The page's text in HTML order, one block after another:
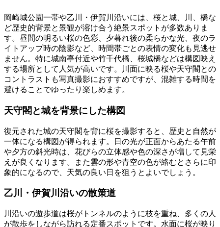
岡崎城公園一帯や乙川・伊賀川沿いには、桜と城、川、橋な
ど歴史的背景と景観が溶け合う絶景スポットが多数ありま
す。昼間の明るい桜の色彩、夕暮れ後の柔らかな光、夜のラ
イトアップ時の陰影など、時間帯ごとの表情の変化も見逃せ
ません。特に城南亭付近や竹千代橋、桜城橋などは構図映え
する場所として人気が高いです。川面に映る桜や天守閣との
コントラストも写真撮影におすすめですが、混雑する時間を
避けることでゆったり楽しめます。
天守閣と城を背景にした構図
復元された城の天守閣を背に桜を撮影すると、歴史と自然が
一体になる構図が得られます。日の光が正面からあたる午前
や夕方の斜光時は、花びらの立体感や色の深さが増して見栄
えが良くなります。また雲の形や青空の色が絡むとさらに印
象的になるので、天気の良い日を狙うとよいでしょう。
乙川・伊賀川沿いの散策道
川沿いの遊歩道は桜がトンネルのように枝を重ね、多くの人
が散歩をしながら訪れる定番スポットです。水面に桜が映り